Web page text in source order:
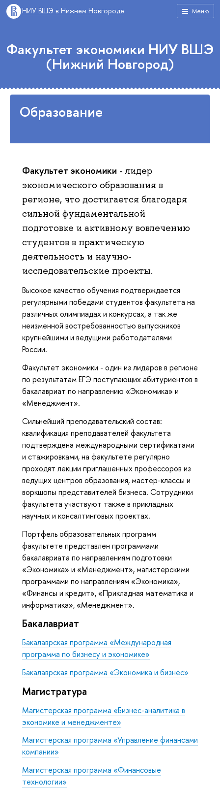
Меню
НИУ ВШЭ в Нижнем Новгороде
Факультет экономики НИУ ВШЭ
(Нижний Новгород)
Образование
Факультет экономики - лидер
экономического образования в
регионе, что достигается благодаря
сильной фундаментальной
подготовке и активному вовлечению
студентов в практическую
деятельность и научно-
исследовательские проекты.
Высокое качество обучения подтверждается
регулярными победами студентов факультета на
различных олимпиадах и конкурсах, а так же
неизменной востребованностью выпускников
крупнейшими и ведущими работодателями
России.
Факультет экономики - один из лидеров в регионе
по результатам ЕГЭ поступающих абитуриентов в
бакалавриат по направлению «Экономика» и
«Менеджмент».
Сильнейший преподавательский состав:
квалификация преподавателей факультета
подтверждена международными сертификатами
и стажировками, на факультете регулярно
проходят лекции приглашенных профессоров из
ведущих центров образования, мастер-классы и
воркшопы представителей бизнеса. Сотрудники
факультета участвуют также в прикладных
научных и консалтинговых проектах.
Портфель образовательных программ
факультете представлен программами
бакалавриата по направлениям подготовки
«Экономика» и «Менеджмент», магистерскими
программами по направлениям «Экономика»,
«Финансы и кредит», «Прикладная математика и
информатика», «Менеджмент».
Бакалавриат
Бакалаврская программа «Международная
программа по бизнесу и экономике»
Бакалаврская программа «Экономика и бизнес»
Магистратура
Магистерская программа «Бизнес-аналитика в
экономике и менеджменте»
Магистерская программа «Управление финансами
компании»
Магистерская программа «Финансовые
технологии»